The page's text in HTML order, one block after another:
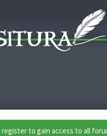
to gain access to all